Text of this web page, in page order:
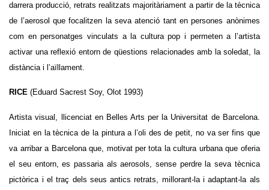
darrera producció, retrats realitzats majoritàriament a partir de la tècnica
de l’aerosol que focalitzen la seva atenció tant en persones anònimes
com en personatges vinculats a la cultura pop i permeten a l’artista
activar una reflexió entorn de qüestions relacionades amb la soledat, la
distància i l’aïllament.
RICE(Eduard Sacrest Soy, Olot 1993)
Artista visual, llicenciat en Belles Arts per la Universitat de Barcelona.
Iniciat en la tècnica de la pintura a l’oli des de petit, no va ser fins que
va arribar a Barcelona que, motivat per tota la cultura urbana que oferia
el seu entorn, es passaria als aerosols, sense perdre la seva tècnica
pictòrica i el traç dels seus antics retrats, millorant-la i adaptant-la als